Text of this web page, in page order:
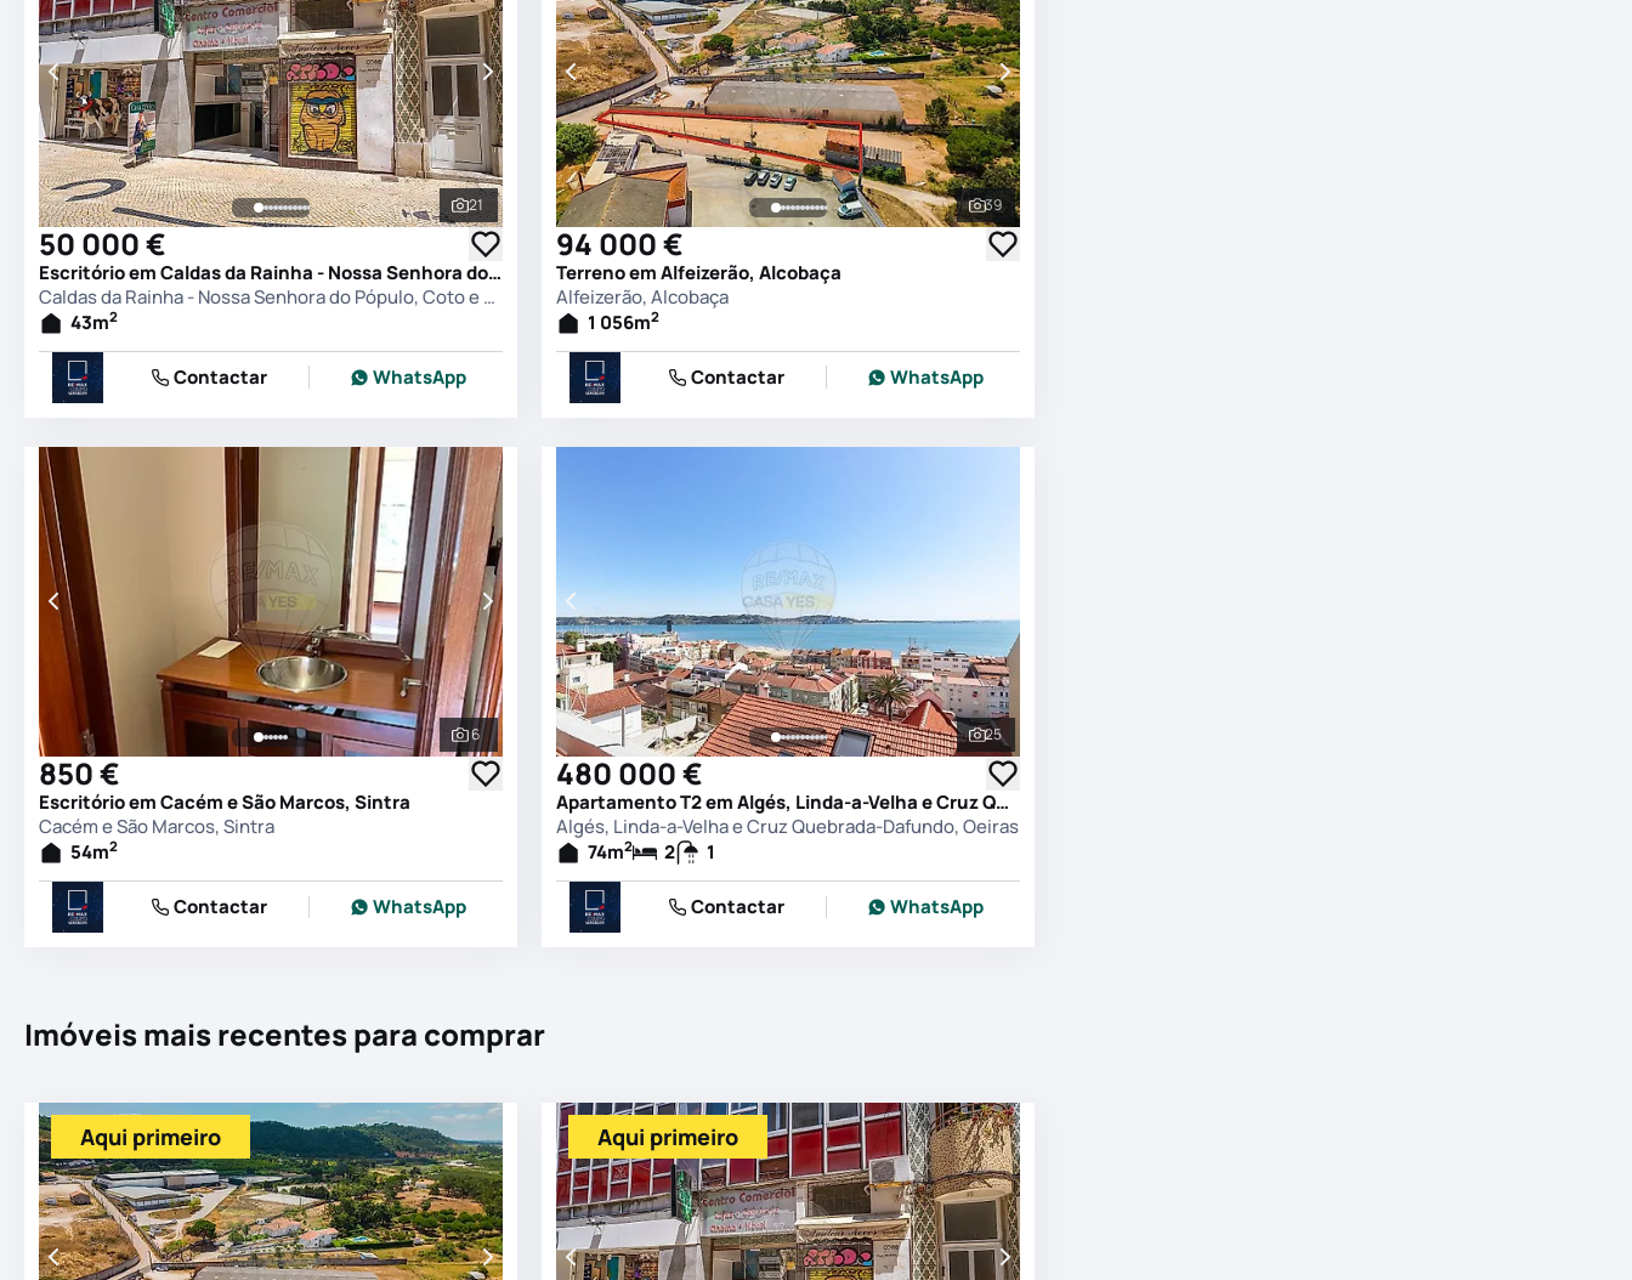
Ver todas as fotografias
21
50 000 €
Escritório em Caldas da Rainha - Nossa Senhora do Pópulo, Coto e São Gregório, Caldas da Rainha
Caldas da Rainha - Nossa Senhora do Pópulo, Coto e São Gregório, Caldas da Rainha
43m2
Contactar WhatsApp
Ver todas as fotografias
39
94 000 €
Terreno em Alfeizerão, Alcobaça
Alfeizerão, Alcobaça
1 056m2
Contactar WhatsApp
Ver todas as fotografias
6
850 €
Escritório em Cacém e São Marcos, Sintra
Cacém e São Marcos, Sintra
54m2
Contactar WhatsApp
Ver todas as fotografias
25
480 000 €
Apartamento T2 em Algés, Linda-a-Velha e Cruz Quebrada-Dafundo, Oeiras
Algés, Linda-a-Velha e Cruz Quebrada-Dafundo, Oeiras
74m2 2 1
Contactar WhatsApp
Imóveis mais recentes para comprar
Aqui primeiro Aqui primeiro